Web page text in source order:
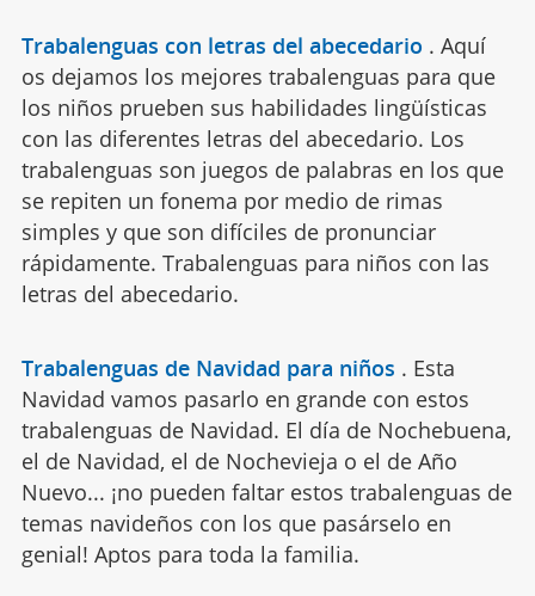
Trabalenguas con letras del abecedario . Aquí
os dejamos los mejores trabalenguas para que
los niños prueben sus habilidades lingüísticas
con las diferentes letras del abecedario. Los
trabalenguas son juegos de palabras en los que
se repiten un fonema por medio de rimas
simples y que son difíciles de pronunciar
rápidamente. Trabalenguas para niños con las
letras del abecedario.
Trabalenguas de Navidad para niños . Esta
Navidad vamos pasarlo en grande con estos
trabalenguas de Navidad. El día de Nochebuena,
el de Navidad, el de Nochevieja o el de Año
Nuevo... ¡no pueden faltar estos trabalenguas de
temas navideños con los que pasárselo en
genial! Aptos para toda la familia.